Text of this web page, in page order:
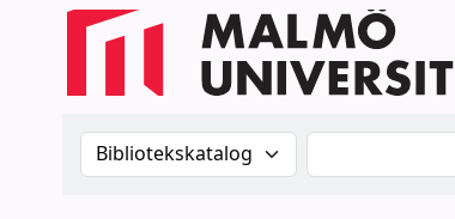
Sök i katalogen efter:Sök i katalogen